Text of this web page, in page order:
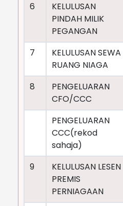
6
KELULUSAN
PINDAH MILIK
PEGANGAN
7
KELULUSAN SEWA
RUANG NIAGA
8
PENGELUARAN
CFO/CCC
PENGELUARAN
CCC(rekod
sahaja)
9
KELULUSAN LESEN
PREMIS
PERNIAGAAN